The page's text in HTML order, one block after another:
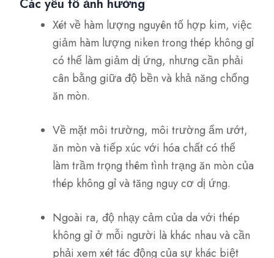
Các yếu tố ảnh hưởng
Xét về hàm lượng nguyên tố hợp kim, việc
giảm hàm lượng niken trong thép không gỉ
có thể làm giảm dị ứng, nhưng cần phải
cân bằng giữa độ bền và khả năng chống
ăn mòn.
Về mặt môi trường, môi trường ẩm ướt,
ăn mòn và tiếp xúc với hóa chất có thể
làm trầm trọng thêm tình trạng ăn mòn của
thép không gỉ và tăng nguy cơ dị ứng.
Ngoài ra, độ nhạy cảm của da với thép
không gỉ ở mỗi người là khác nhau và cần
phải xem xét tác động của sự khác biệt